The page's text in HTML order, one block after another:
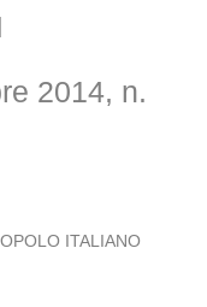
2014, n.
ITALIANO